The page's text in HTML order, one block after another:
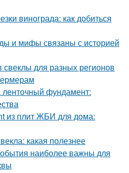
винограда: как добиться
и мифы связаны с историей
для разных регионов
фундамент:
из плит ЖБИ для дома:
какая полезнее
наиболее важны для